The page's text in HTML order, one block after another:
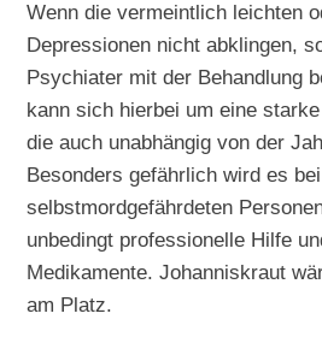
Wenn die vermeintlich leichten
Depressionen nicht abklingen,
Psychiater mit der Behandlung
kann sich hierbei um eine
die auch unabhängig von der
Besonders gefährlich wird es bei
selbstmordgefährdeten
unbedingt professionelle Hilfe
Medikamente. Johanniskraut
am Platz.